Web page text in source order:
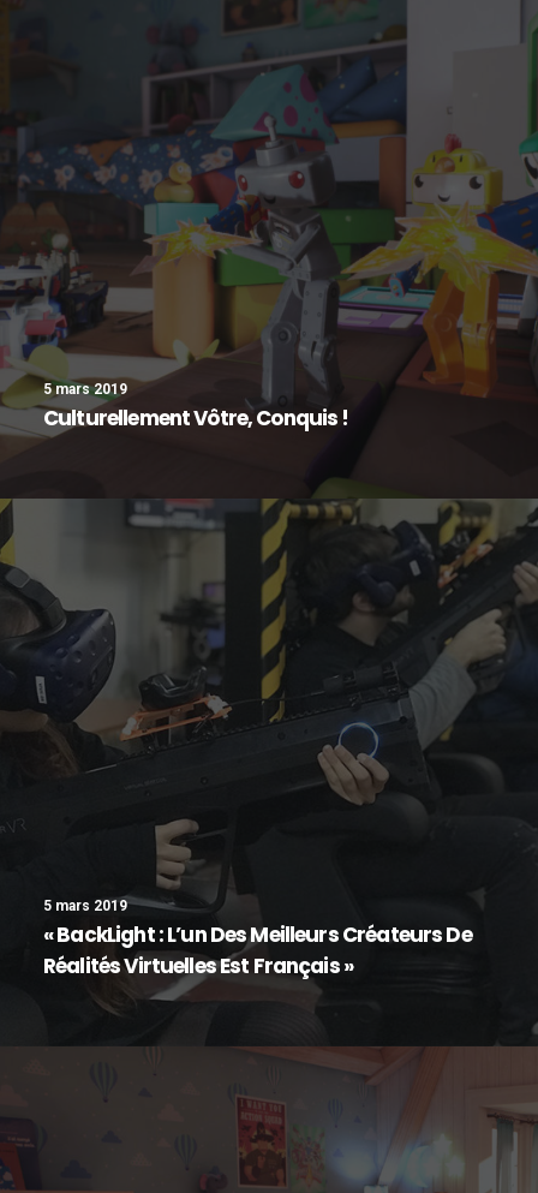
5 mars 2019
Culturellement Vôtre, Conquis !
5 mars 2019
« BackLight : L’un Des Meilleurs Créateurs De
Réalités Virtuelles Est Français »